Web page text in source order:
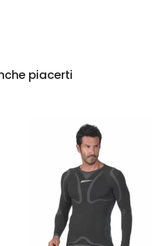
piacerti